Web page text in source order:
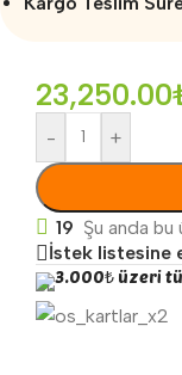
23,250.00
- +
19 Şu anda bu
İstek listesine
3.000₺ üzeri